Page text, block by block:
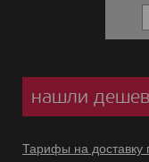
нашли
Тарифы на доставку